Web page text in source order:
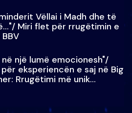
Vëllai i Madh dhe të
Miri flet për rrugëtimin e
në një lumë emocionesh"/
për eksperiencën e saj në Big
Rrugëtimi më unik…